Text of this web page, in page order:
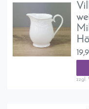
zzgl.